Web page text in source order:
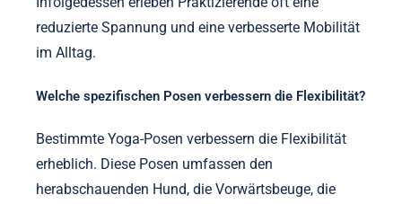
reduzierte Spannung und eine verbesserte Mobilität
im Alltag.
Welche spezifischen Posen verbessern die Flexibilität?
Bestimmte Yoga-Posen verbessern die Flexibilität
erheblich. Diese Posen umfassen den
herabschauenden Hund, die Vorwärtsbeuge, die